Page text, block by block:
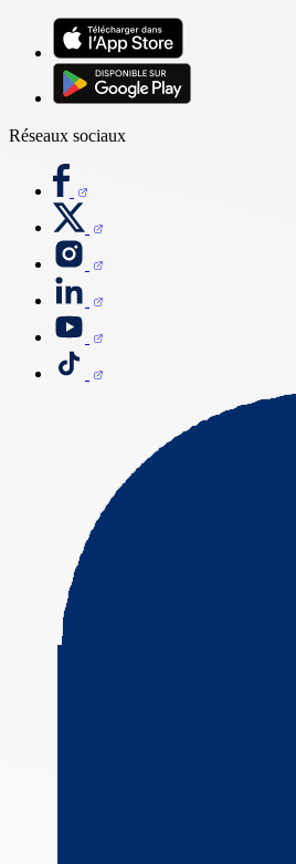
Réseaux sociaux